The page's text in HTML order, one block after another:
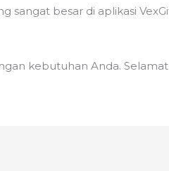
sangat besar di aplikasi
kebutuhan Anda.